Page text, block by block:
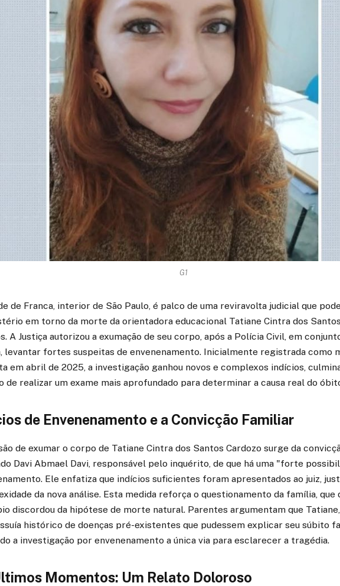
G1
de Franca, interior de São Paulo, é palco de uma reviravolta judicial que
em torno da morte da orientadora educacional Tatiane Cintra dos
A Justiça autorizou a exumação de seu corpo, após a Polícia Civil, em
levantar fortes suspeitas de envenenamento. Inicialmente registrada como
em abril de 2025, a investigação ganhou novos e complexos indícios,
de realizar um exame mais aprofundado para determinar a causa real do
de Envenenamento e a Convicção Familiar
de exumar o corpo de Tatiane Cintra dos Santos Cardozo surge da
Davi Abmael Davi, responsável pelo inquérito, de que há uma "forte
Ele enfatiza que indícios suficientes foram apresentados ao juiz,
da nova análise. Esta medida reforça o questionamento da família, que
discordou da hipótese de morte natural. Parentes argumentam que
histórico de doenças pré-existentes que pudessem explicar seu súbito
a investigação por envenenamento a única via para esclarecer a tragédia.
Momentos: Um Relato Doloroso